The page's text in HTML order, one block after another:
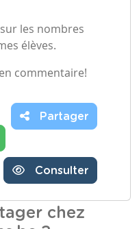
les nombres
élèves.
commentaire!
Partager
Consulter
chez